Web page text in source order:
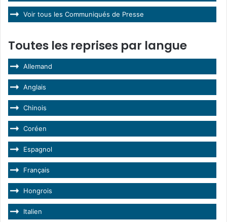
Voir tous les Communiqués de Presse
Toutes les reprises par langue
Allemand
Anglais
Chinois
Coréen
Espagnol
Français
Hongrois
Italien